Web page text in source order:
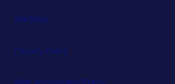
Site Map
Privacy Policy
Web Accessibility Policy